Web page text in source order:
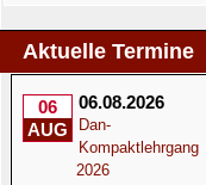
Aktuelle Termine
06
AUG
06.08.2026
Dan-
Kompaktlehrgang
2026